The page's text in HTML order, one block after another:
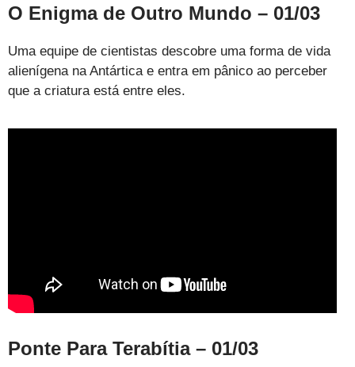
O Enigma de Outro Mundo – 01/03
Uma equipe de cientistas descobre uma forma de vida
alienígena na Antártica e entra em pânico ao perceber
que a criatura está entre eles.
Ponte Para Terabítia – 01/03